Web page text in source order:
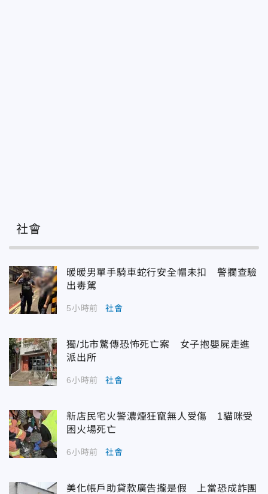
社會
暖暖男單手騎車蛇行安全帽未扣 警攔查驗
出毒駕
5小時前 社會
獨/北市驚傳恐怖死亡案 女子抱嬰屍走進
派出所
6小時前 社會
新店民宅火警濃煙狂竄無人受傷 1貓咪受
困火場死亡
6小時前 社會
美化帳戶助貸款廣告攏是假 上當恐成詐團